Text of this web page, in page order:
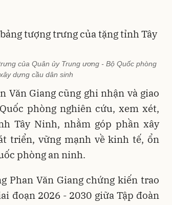
của Quân ủy Trung ương - Bộ Quốc phòng
dựng cầu dân sinh
Văn Giang cũng ghi nhận và giao
phòng nghiên cứu, xem xét,
Tây Ninh, nhằm góp phần xây
triển, vững mạnh về kinh tế, ổn
phòng an ninh.
Phan Văn Giang chứng kiến trao
đoạn 2026 - 2030 giữa Tập đoàn